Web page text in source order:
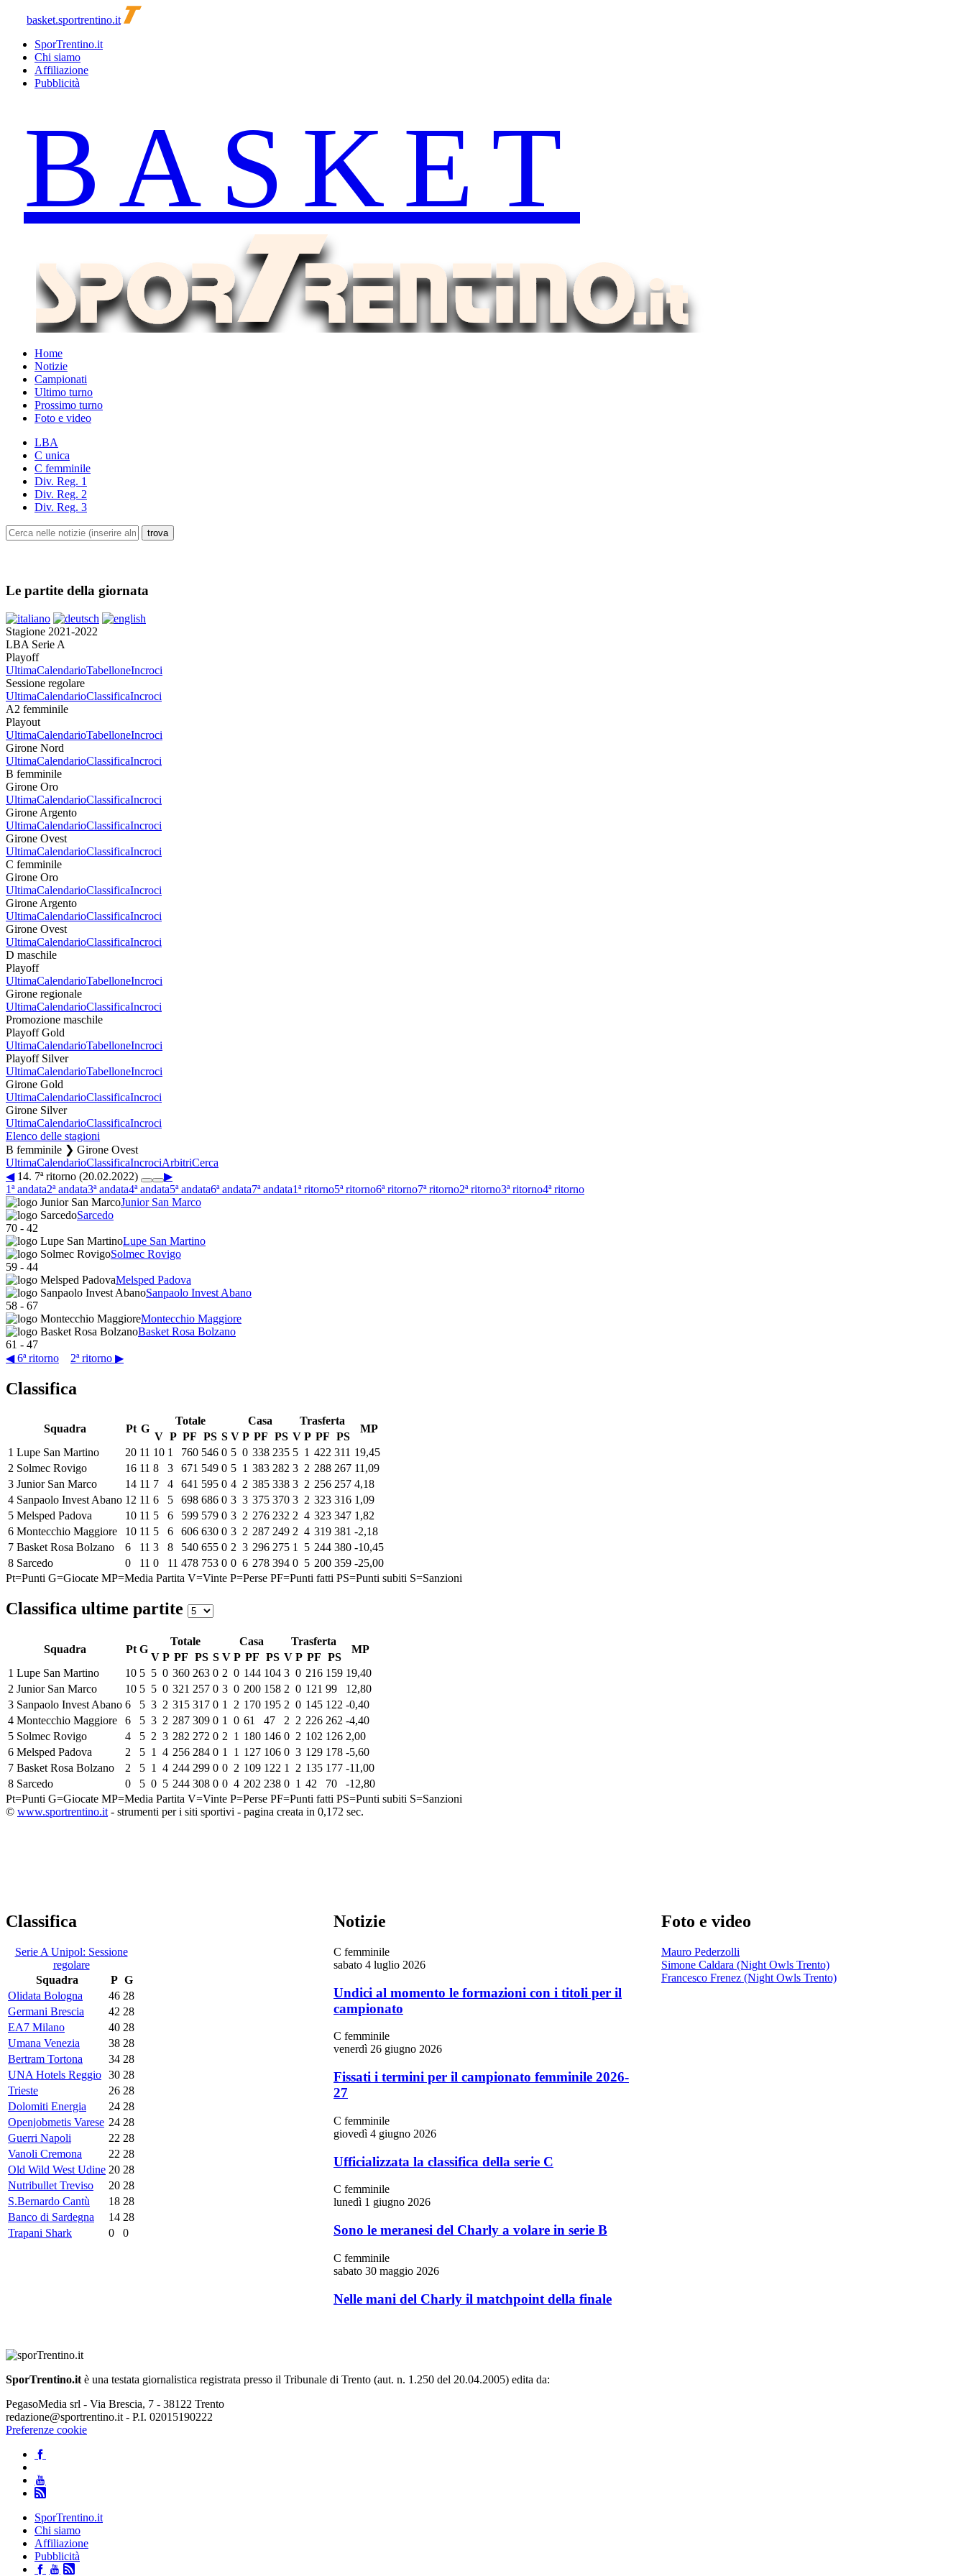
basket.sportrentino.it
SporTrentino.it
Chi siamo
Affiliazione
Pubblicità
Home
Notizie
Campionati
Ultimo turno
Prossimo turno
Foto e video
LBA
C unica
C femminile
Div. Reg. 1
Div. Reg. 2
Div. Reg. 3
Le partite della giornata
Stagione 2021-2022
LBA Serie A
Playoff
UltimaCalendarioTabelloneIncroci
Sessione regolare
UltimaCalendarioClassificaIncroci
A2 femminile
Playout
UltimaCalendarioTabelloneIncroci
Girone Nord
UltimaCalendarioClassificaIncroci
B femminile
Girone Oro
UltimaCalendarioClassificaIncroci
Girone Argento
UltimaCalendarioClassificaIncroci
Girone Ovest
UltimaCalendarioClassificaIncroci
C femminile
Girone Oro
UltimaCalendarioClassificaIncroci
Girone Argento
UltimaCalendarioClassificaIncroci
Girone Ovest
UltimaCalendarioClassificaIncroci
D maschile
Playoff
UltimaCalendarioTabelloneIncroci
Girone regionale
UltimaCalendarioClassificaIncroci
Promozione maschile
Playoff Gold
UltimaCalendarioTabelloneIncroci
Playoff Silver
UltimaCalendarioTabelloneIncroci
Girone Gold
UltimaCalendarioClassificaIncroci
Girone Silver
UltimaCalendarioClassificaIncroci
Elenco delle stagioni
B femminile ❯ Girone Ovest
UltimaCalendarioClassificaIncrociArbitriCerca
◀14. 7ª ritorno (20.02.2022)
▶
1ª andata2ª andata3ª andata4ª andata5ª andata6ª andata7ª andata1ª ritorno5ª ritorno6ª ritorno7ª ritorno2ª ritorno3ª ritorno4ª ritorno
Junior San Marco
Sarcedo
70 - 42
Lupe San Martino
Solmec Rovigo
59 - 44
Melsped Padova
Sanpaolo Invest Abano
58 - 67
Montecchio Maggiore
Basket Rosa Bolzano
61 - 47
◀ 6ª ritorno
2ª ritorno ▶
Classifica
Squadra Pt G
Totale Casa Trasferta
MP
V P PF PS S V P PF PS V P PF PS
1 Lupe San Martino 20 11 10 1 760 546 0 5 0 338 235 5 1 422 311 19,45
2 Solmec Rovigo 16 11 8 3 671 549 0 5 1 383 282 3 2 288 267 11,09
3 Junior San Marco 14 11 7 4 641 595 0 4 2 385 338 3 2 256 257 4,18
4 Sanpaolo Invest Abano 12 11 6 5 698 686 0 3 3 375 370 3 2 323 316 1,09
5 Melsped Padova 10 11 5 6 599 579 0 3 2 276 232 2 4 323 347 1,82
6 Montecchio Maggiore 10 11 5 6 606 630 0 3 2 287 249 2 4 319 381 -2,18
7 Basket Rosa Bolzano 6 11 3 8 540 655 0 2 3 296 275 1 5 244 380 -10,45
8 Sarcedo 0 11 0 11 478 753 0 0 6 278 394 0 5 200 359 -25,00
Pt=Punti G=Giocate MP=Media Partita V=Vinte P=Perse PF=Punti fatti PS=Punti subiti S=Sanzioni
Classifica ultime partite
Squadra Pt G
Totale Casa Trasferta
MP
V P PF PS S V P PF PS V P PF PS
1 Lupe San Martino 10 5 5 0 360 263 0 2 0 144 104 3 0 216 159 19,40
2 Junior San Marco 10 5 5 0 321 257 0 3 0 200 158 2 0 121 99
12,80
3 Sanpaolo Invest Abano 6 5 3 2 315 317 0 1 2 170 195 2 0 145 122 -0,40
4 Montecchio Maggiore 6 5 3 2 287 309 0 1 0 61 47 2 2 226 262 -4,40
5 Solmec Rovigo 4 5 2 3 282 272 0 2 1 180 146 0 2 102 126 2,00
6 Melsped Padova 2 5 1 4 256 284 0 1 1 127 106 0 3 129 178 -5,60
7 Basket Rosa Bolzano 2 5 1 4 244 299 0 0 2 109 122 1 2 135 177 -11,00
8 Sarcedo 0 5 0 5 244 308 0 0 4 202 238 0 1 42 70
-12,80
Pt=Punti G=Giocate MP=Media Partita V=Vinte P=Perse PF=Punti fatti PS=Punti subiti S=Sanzioni
© www.sportrentino.it - strumenti per i siti sportivi - pagina creata in 0,172 sec.
Classifica
Serie A Unipol: Sessione
regolare
Squadra
P G
Olidata Bologna
46 28
Germani Brescia
42 28
EA7 Milano
40 28
Umana Venezia
38 28
Bertram Tortona
34 28
UNA Hotels Reggio 30 28
Trieste
26 28
Dolomiti Energia
24 28
Openjobmetis Varese 24 28
Guerri Napoli
22 28
Vanoli Cremona
22 28
Old Wild West Udine 20 28
Nutribullet Treviso
20 28
S.Bernardo Cantù
18 28
Banco di Sardegna
14 28
Trapani Shark
0 0
Notizie
C femminile
sabato 4 luglio 2026
Undici al momento le formazioni con i titoli per il
campionato
C femminile
venerdì 26 giugno 2026
Fissati i termini per il campionato femminile 2026-
27
C femminile
giovedì 4 giugno 2026
Ufficializzata la classifica della serie C
C femminile
lunedì 1 giugno 2026
Sono le meranesi del Charly a volare in serie B
C femminile
sabato 30 maggio 2026
Nelle mani del Charly il matchpoint della finale
Foto e video
Mauro Pederzolli
Simone Caldara (Night Owls Trento)
Francesco Frenez (Night Owls Trento)
SporTrentino.it è una testata giornalistica registrata presso il Tribunale di Trento (aut. n. 1.250 del 20.04.2005) edita da:
PegasoMedia srl - Via Brescia, 7 - 38122 Trento
redazione@sportrentino.it - P.I. 02015190222
Preferenze cookie
SporTrentino.it
Chi siamo
Affiliazione
Pubblicità